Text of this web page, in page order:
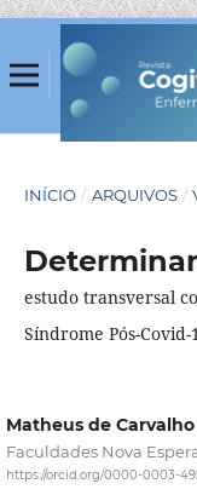
INÍCIO / ARQUIVOS /
estudo transversal
Síndrome Pós-Covid-
Matheus de
Faculdades Nova
https://orcid.org/0000-0003-